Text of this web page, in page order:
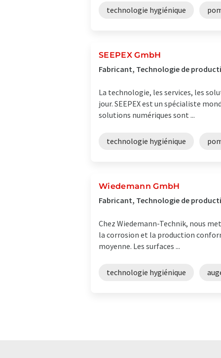
technologie hygiénique
SEEPEX GmbH
Fabricant, Technologie de
La technologie, les services, les
jour. SEEPEX est un spécialiste
solutions numériques sont ...
technologie hygiénique
Wiedemann GmbH
Fabricant, Technologie de
Chez Wiedemann-Technik, nous
la corrosion et la production
moyenne. Les surfaces ...
technologie hygiénique